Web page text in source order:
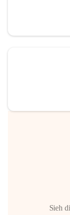
Sieh